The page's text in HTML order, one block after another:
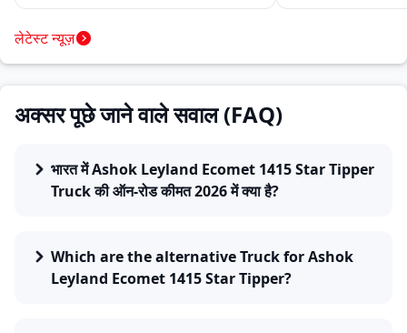
लेटेस्ट न्यूज़
अक्सर पूछे जाने वाले सवाल (FAQ)
भारत में Ashok Leyland Ecomet 1415 Star Tipper
Truck की ऑन-रोड कीमत 2026 में क्या है?
Which are the alternative Truck for Ashok
Leyland Ecomet 1415 Star Tipper?